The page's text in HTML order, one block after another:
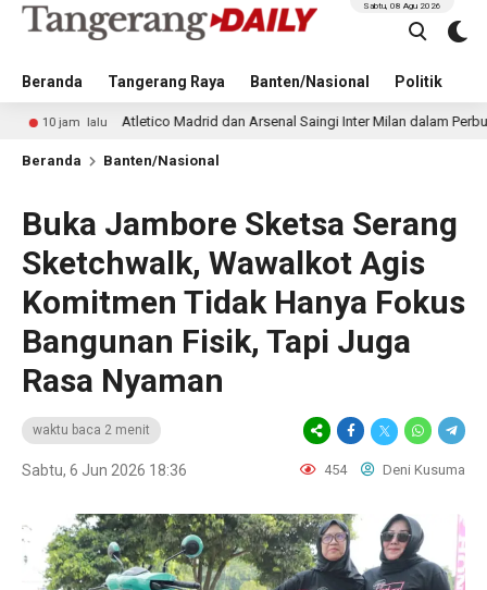
Beranda Tangerang Raya Banten/Nasional Politik
Sabtu, 08 Agu 2026
Atletico Madrid dan Arsenal Saingi Inter Milan dalam Perburuan Cristian
Beranda Banten/Nasional
Buka Jambore Sketsa Serang
Sketchwalk, Wawalkot Agis
Komitmen Tidak Hanya Fokus
Bangunan Fisik, Tapi Juga
Rasa Nyaman
waktu baca 2 menit
Sabtu, 6 Jun 2026 18:36 454 Deni Kusuma